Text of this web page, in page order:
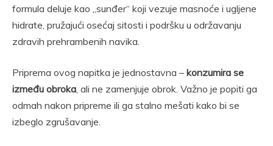
formula deluje kao „sunđer“ koji vezuje masnoće i ugljene
hidrate, pružajući osećaj sitosti i podršku u održavanju
zdravih prehrambenih navika.
Priprema ovog napitka je jednostavna – konzumira se
između obroka, ali ne zamenjuje obrok. Važno je popiti ga
odmah nakon pripreme ili ga stalno mešati kako bi se
izbeglo zgrušavanje.